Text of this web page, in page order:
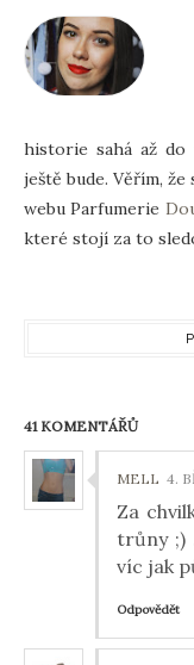
historie sahá až do
ještě bude. Věřím, že
webu Parfumerie
které stojí za to
41 KOMENTÁŘŮ
MELL 4.
Za
trůny ;)
víc jak
Odpovědět